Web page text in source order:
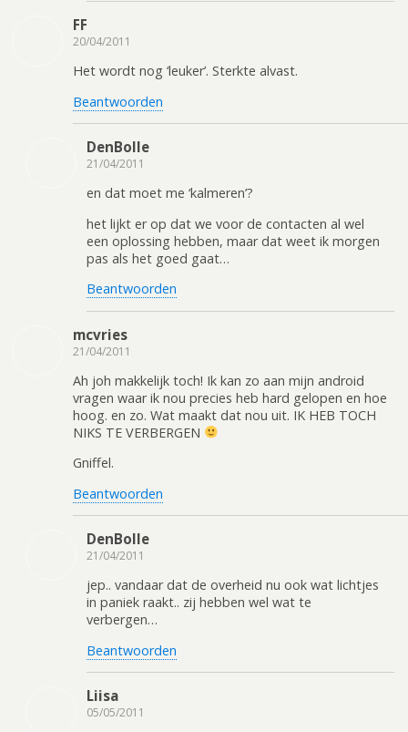
FF
20/04/2011
Het wordt nog ‘leuker’. Sterkte alvast.
Beantwoorden
DenBolle
21/04/2011
en dat moet me ‘kalmeren’?
het lijkt er op dat we voor de contacten al wel
een oplossing hebben, maar dat weet ik morgen
pas als het goed gaat…
Beantwoorden
mcvries
21/04/2011
Ah joh makkelijk toch! Ik kan zo aan mijn android
vragen waar ik nou precies heb hard gelopen en hoe
hoog. en zo. Wat maakt dat nou uit. IK HEB TOCH
NIKS TE VERBERGEN
Gniffel.
Beantwoorden
DenBolle
21/04/2011
jep.. vandaar dat de overheid nu ook wat lichtjes
in paniek raakt.. zij hebben wel wat te
verbergen…
Beantwoorden
Liisa
05/05/2011